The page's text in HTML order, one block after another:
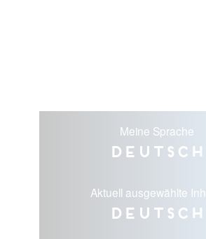
Meine Sprache
Deutsch
Aktuell ausgewählte
Deutsch